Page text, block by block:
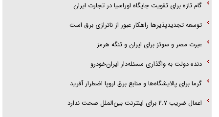
گام تازه برای تقویت جایگاه اوراسیا در تجارت ایران
توسعه تجدیدپذیر‌ها راهکار عبور از ناترازی برق است
عبرت مصر و سوئز برای ایران و تنگه هرمز
دنده دولت به واگذاری مسئله‌دار ایران‌خودرو
گرما برای پالایشگاه‌ها و منابع برق اروپا اضطرار آفرید
اعمال ضریب ۲.۷ برای اینترنت بین‌الملل صحت ندارد